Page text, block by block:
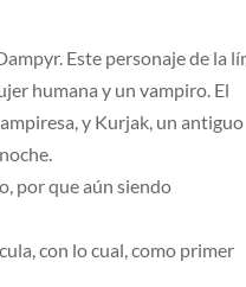
Este personaje de la
humana y un vampiro. El
y Kurjak, un antiguo
por que aún siendo
con lo cual, como primer